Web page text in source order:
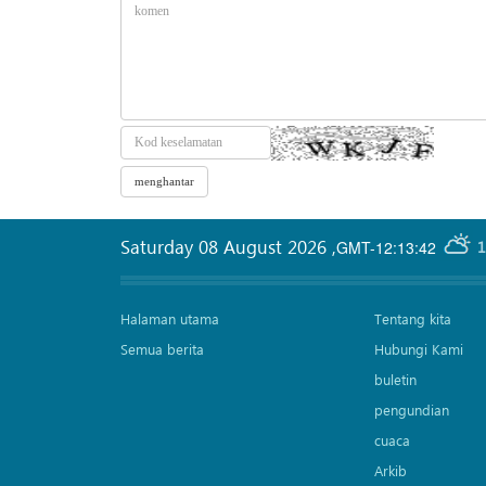
GMT-12:13:42
Saturday 08 August 2026 ,
Halaman utama
Semua berita
Tentang kita
Hubungi Kami
buletin
pengundian
cuaca
Arkib